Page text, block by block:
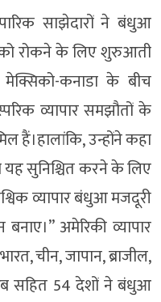
साझेदारों ने बंधुआ
रोकने के लिए शुरुआती
कनाडा के बीच
व्यापार समझौतों के
हैं।हालांकि, उन्होंने कहा
यह सुनिश्चित करने के लिए
व्यापार बंधुआ मजदूरी
अमेरिकी व्यापार
चीन, जापान, ब्राजील,
सहित 54 देशों ने बंधुआ